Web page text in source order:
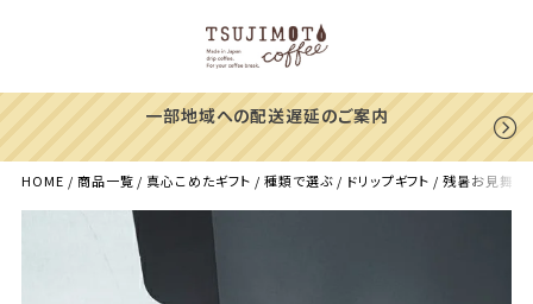
一部地域への配送遅延のご案内
HOME 商品一覧 真心こめたギフト 種類で選ぶ ドリップギフト 残暑お見舞い